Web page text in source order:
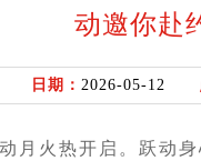
动邀你赴
日期： 2026-05-12
月火热开启。跃动